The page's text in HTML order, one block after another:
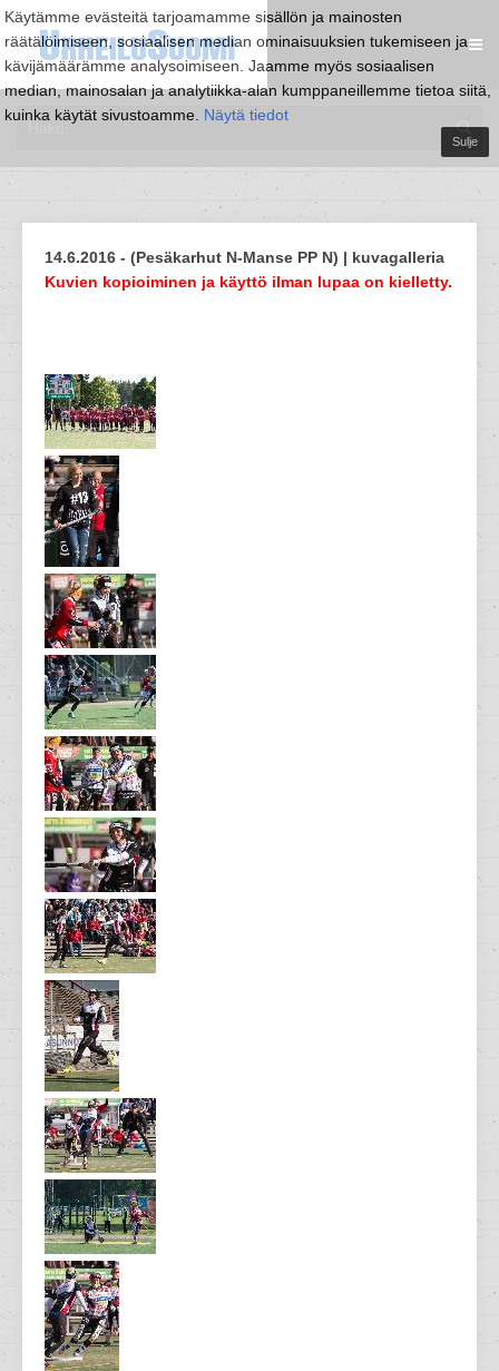
Käytämme evästeitä tarjoamamme sisällön ja mainosten
räätälöimiseen, sosiaalisen median ominaisuuksien tukemiseen ja
kävijämäärämme analysoimiseen. Jaamme myös sosiaalisen
median, mainosalan ja analytiikka-alan kumppaneillemme tietoa siitä,
kuinka käytät sivustoamme. Näytä tiedot
Sulje
14.6.2016 - (Pesäkarhut N-Manse PP N) | kuvagalleria
Kuvien kopioiminen ja käyttö ilman lupaa on kielletty.